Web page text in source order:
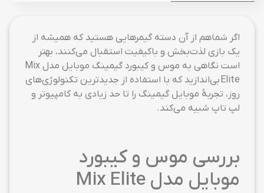
اگر شماهم از آن دسته گیمرهایی هستید که همیشه از
یک بازی لذت‌بخش و باکیفیت استقبال می‌کنند، بهتر
است نگاهی به موس و کیبورد گیمینگ موبایل مدل Mix
Elite بی‌اندازید که با استفاده از جدیدترین تکنولوژی‌های
روز، تجربهٔ موبایل گیمینگ را تا حد زیادی به کامپیوتر و
لپ تاپ شبیه می‌کند.
بررسی موس وکیبورد
موبایل مدل Mix Elite